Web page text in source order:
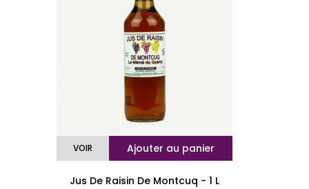
Ajouter au panier
VOIR
Jus De Raisin De Montcuq - 1 L